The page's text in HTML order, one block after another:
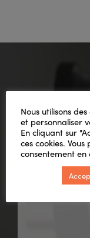
Ils en
nous !
Nous utilisons
et personnaliser
En cliquant sur
ces cookies.
consentement en